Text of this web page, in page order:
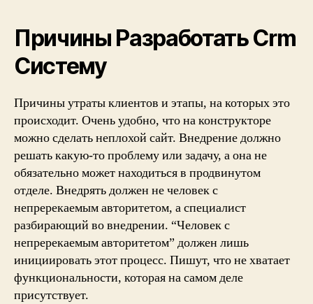
Причины Разработать Crm
Систему
Причины утраты клиентов и этапы, на которых это
происходит. Очень удобно, что на конструкторе
можно сделать неплохой сайт. Внедрение должно
решать какую-то проблему или задачу, а она не
обязательно может находиться в продвинутом
отделе. Внедрять должен не человек с
непререкаемым авторитетом, а специалист
разбирающий во внедрении. “Человек с
непререкаемым авторитетом” должен лишь
инициировать этот процесс. Пишут, что не хватает
функциональности, которая на самом деле
присутствует.